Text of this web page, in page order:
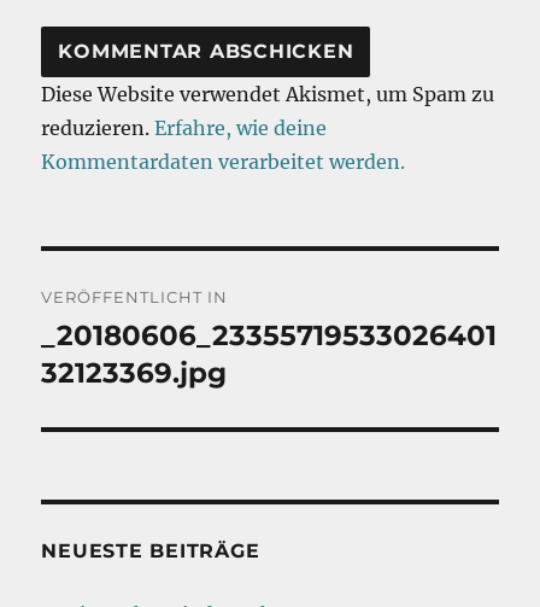
Diese Website verwendet Akismet, um Spam zu
reduzieren.Erfahre, wie deine
Kommentardaten verarbeitet werden.
VERÖFFENTLICHT IN
_20180606_23355719533026401
32123369.jpg
NEUESTE BEITRÄGE